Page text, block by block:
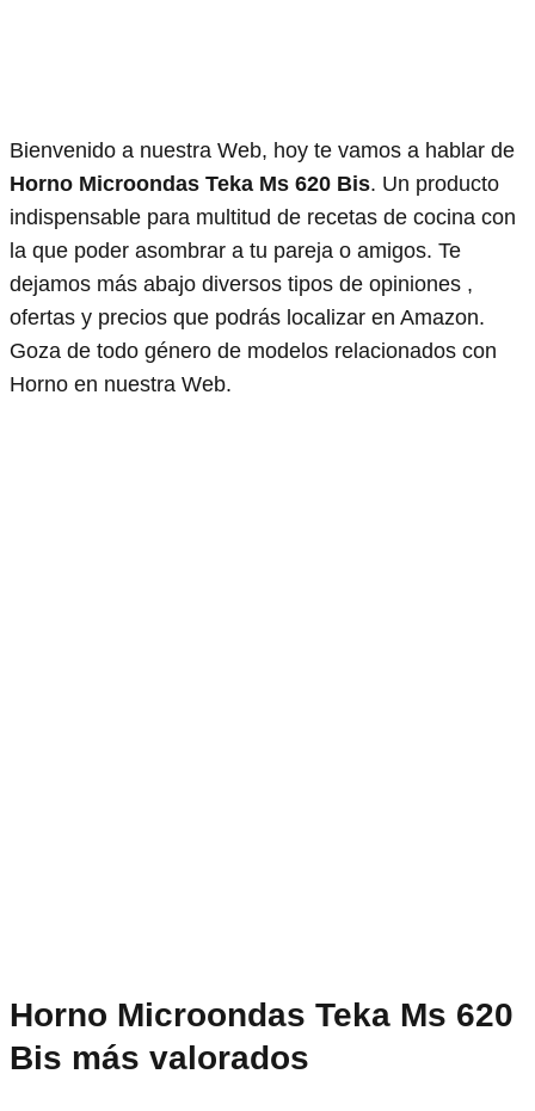
Bienvenido a nuestra Web, hoy te vamos a hablar de
Horno Microondas Teka Ms 620 Bis. Un producto
indispensable para multitud de recetas de cocina con
la que poder asombrar a tu pareja o amigos. Te
dejamos más abajo diversos tipos de opiniones ,
ofertas y precios que podrás localizar en Amazon.
Goza de todo género de modelos relacionados con
Horno en nuestra Web.
Horno Microondas Teka Ms 620
Bis más valorados